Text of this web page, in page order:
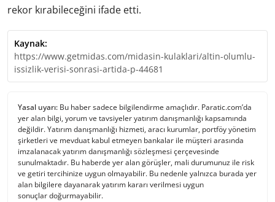
rekor kırabileceğini ifade etti.
Kaynak:
https://www.getmidas.com/midasin-kulaklari/altin-olumlu-
issizlik-verisi-sonrasi-artida-p-44681
Yasal uyarı: Bu haber sadece bilgilendirme amaçlıdır. Paratic.com’da
yer alan bilgi, yorum ve tavsiyeler yatırım danışmanlığı kapsamında
değildir. Yatırım danışmanlığı hizmeti, aracı kurumlar, portföy yönetim
şirketleri ve mevduat kabul etmeyen bankalar ile müşteri arasında
imzalanacak yatırım danışmanlığı sözleşmesi çerçevesinde
sunulmaktadır. Bu haberde yer alan görüşler, mali durumunuz ile risk
ve getiri tercihinize uygun olmayabilir. Bu nedenle yalnızca burada yer
alan bilgilere dayanarak yatırım kararı verilmesi uygun
sonuçlar doğurmayabilir.